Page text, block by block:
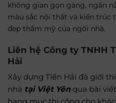
không gian gọn gàng, ngăn
màu sắc nội thất và kiến trúc
đẹp thẩm mỹ của ngôi nhà.
Liên hệ Công ty TNHH
Hải
Xây dựng Tiền Hải đã giới
nhà tại Việt Yên qua bài